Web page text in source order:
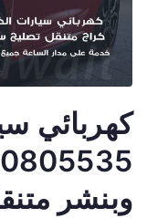
كهربائي
وبنشر